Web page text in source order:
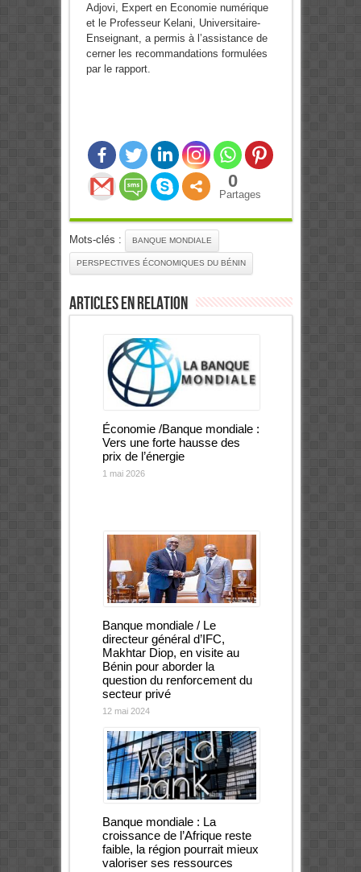
Adjovi, Expert en Economie numérique
et le Professeur Kelani, Universitaire-
Enseignant, a permis à l’assistance de
cerner les recommandations formulées
par le rapport.
0
Partages
Mots-clés : BANQUE MONDIALE
PERSPECTIVES ÉCONOMIQUES DU BÉNIN
Articles en relation
Économie /Banque mondiale :
Vers une forte hausse des
prix de l’énergie
1 mai 2026
Banque mondiale / Le
directeur général d’IFC,
Makhtar Diop, en visite au
Bénin pour aborder la
question du renforcement du
secteur privé
12 mai 2024
Banque mondiale : La
croissance de l’Afrique reste
faible, la région pourrait mieux
valoriser ses ressources